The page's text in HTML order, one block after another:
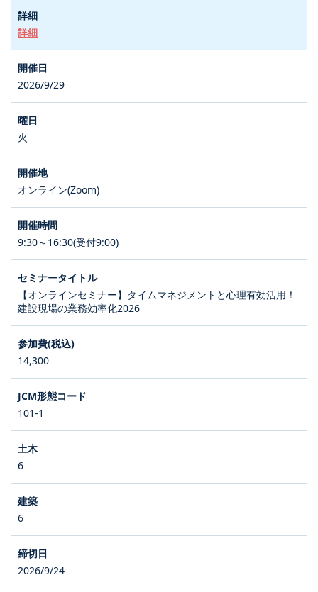
詳細
2026/9/29
火
オンライン(Zoom)
9:30～16:30(受付9:00)
【オンラインセミナー】タイムマネジメントと心理有効活用！
建設現場の業務効率化2026
14,300
101-1
6
6
2026/9/24